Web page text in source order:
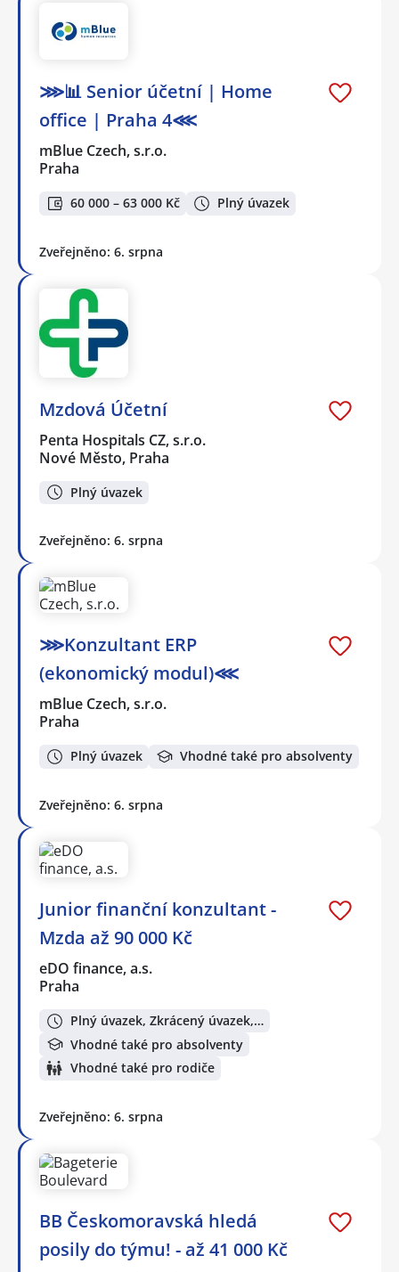
⋙📊 Senior účetní | Home
office | Praha 4⋘
mBlue Czech, s.r.o.
Praha
60 000 – 63 000 Kč Plný úvazek
Zveřejněno: 6. srpna
Mzdová Účetní
Penta Hospitals CZ, s.r.o.
Nové Město, Praha
Plný úvazek
Zveřejněno: 6. srpna
⋙Konzultant ERP
(ekonomický modul)⋘
mBlue Czech, s.r.o.
Praha
Plný úvazek Vhodné také pro absolventy
Zveřejněno: 6. srpna
Junior finanční konzultant -
Mzda až 90 000 Kč
eDO finance, a.s.
Praha
Plný úvazek, Zkrácený úvazek,…
Vhodné také pro absolventy
Vhodné také pro rodiče
Zveřejněno: 6. srpna
BB Českomoravská hledá
posily do týmu! - až 41 000 Kč